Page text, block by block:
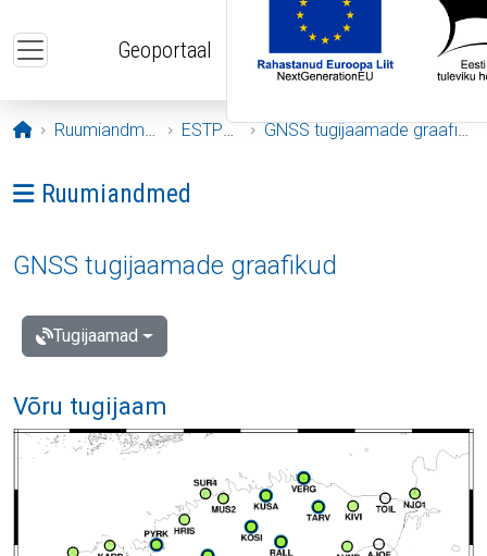
Geoportaal
Avaleht
Ruumiandmed ESTPOS GNSS tugijaamade graafikud
Ava menüü: Ruumiandmed
Ruumiandmed
GNSS tugijaamade graafikud
Tugijaamad
Võru tugijaam